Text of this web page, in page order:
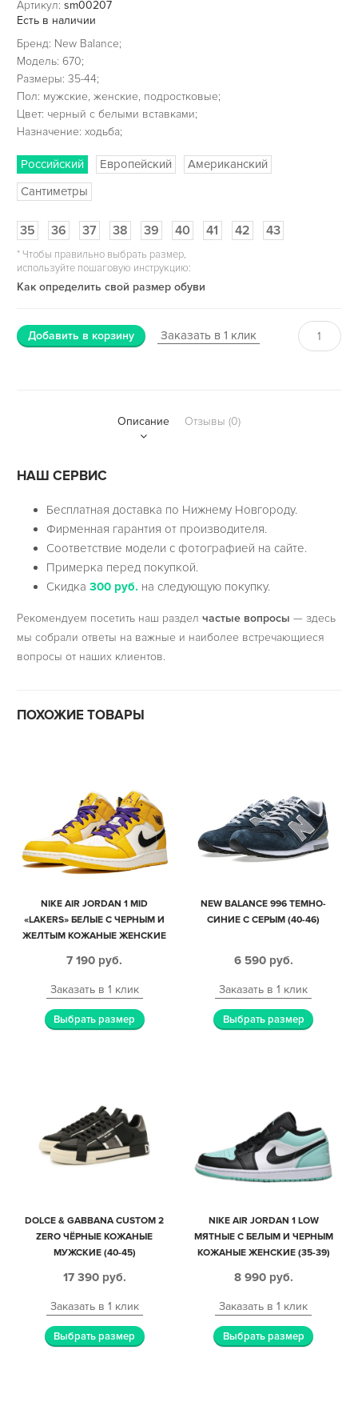
Артикул: sm00207
Есть в наличии
Бренд: New Balance;
Модель: 670;
Размеры: 35-44;
Пол: мужские, женские, подростковые;
Цвет: черный с белыми вставками;
Назначение: ходьба;
Российский Европейский
Американский
Сантиметры
35 36 37 38 39 40 41 42 43
*Чтобы правильно выбрать размер,
используйте пошаговую инструкцию:
Как определить свой размер обуви
Добавить в корзину Заказать в 1 клик
Описание Отзывы (0)
НАШ СЕРВИС
Бесплатная доставка по Нижнему Новгороду.
Фирменная гарантия от производителя.
Соответствие модели с фотографией на сайте.
Примерка перед покупкой.
Скидка300 руб. на следующую покупку.
Рекомендуем посетить наш раздел частые вопросы — здесь
мы собрали ответы на важные и наиболее встречающиеся
вопросы от наших клиентов.
ПОХОЖИЕ ТОВАРЫ
NIKE AIR JORDAN 1 MID
«LAKERS» БЕЛЫЕ С ЧЕРНЫМ И
ЖЕЛТЫМ КОЖАНЫЕ ЖЕНСКИЕ
7 190 руб.
Заказать в 1 клик
Выбрать размер
NEW BALANCE 996 ТЕМНО-
СИНИЕ С СЕРЫМ (40-46)
6 590 руб.
Заказать в 1 клик
Выбрать размер
DOLCE & GABBANA CUSTOM 2
ZERO ЧЁРНЫЕ КОЖАНЫЕ
МУЖСКИЕ (40-45)
17 390 руб.
Заказать в 1 клик
Выбрать размер
NIKE AIR JORDAN 1 LOW
МЯТНЫЕ С БЕЛЫМ И ЧЕРНЫМ
КОЖАНЫЕ ЖЕНСКИЕ (35-39)
8 990 руб.
Заказать в 1 клик
Выбрать размер